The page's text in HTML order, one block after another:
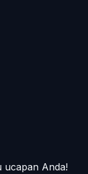
ucapan Anda!